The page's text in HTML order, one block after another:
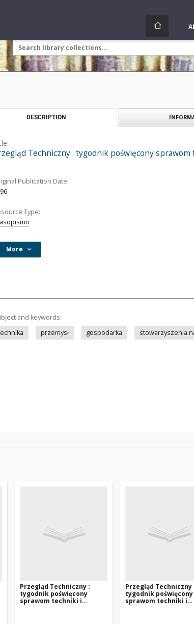
DESCRIPTION
Techniczny : tygodnik poświęcony
Publication Date:
Type:
More
and keywords:
przemysł gospodarka stowarzyszenia
Przegląd Techniczny :
tygodnik poświęcony
sprawom techniki i
Przegląd Techniczny
tygodnik poświęcony
sprawom techniki i